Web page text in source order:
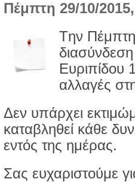
Πέμπτη 29/10/
Tην
Ευριπίδου
αλλαγές
Δεν υπάρχει
καταβληθεί κάθε
εντός της ημέρας.
Σας ευχαριστούμε